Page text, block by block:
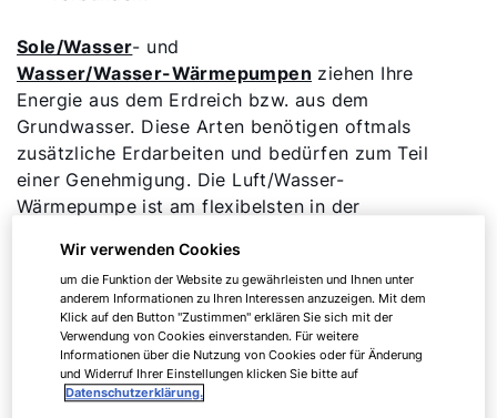
Sole/Wasser- und
Wasser/Wasser-Wärmepumpen ziehen Ihre
Energie aus dem Erdreich bzw. aus dem
Grundwasser. Diese Arten benötigen oftmals
zusätzliche Erdarbeiten und bedürfen zum Teil
einer Genehmigung. Die Luft/Wasser-
Wärmepumpe ist am flexibelsten in der
Luft/Wasser-Wärmepumpe
Wir verwenden Cookies
um die Funktion der Website zu gewährleisten und Ihnen unter
anderem Informationen zu Ihren Interessen anzuzeigen. Mit dem
Klick auf den Button "Zustimmen" erklären Sie sich mit der
Verwendung von Cookies einverstanden. Für weitere
Informationen über die Nutzung von Cookies oder für Änderung
und Widerruf Ihrer Einstellungen klicken Sie bitte auf
Datenschutzerklärung.